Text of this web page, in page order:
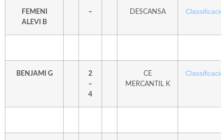
FEMENI
ALEVI B
– DESCANSA
BENJAMI G
2
–
4
CE
MERCANTIL K